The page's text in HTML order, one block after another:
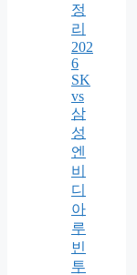
정
리
202
6
SK
vs
삼
성
엔
비
디
아
루
빈
투